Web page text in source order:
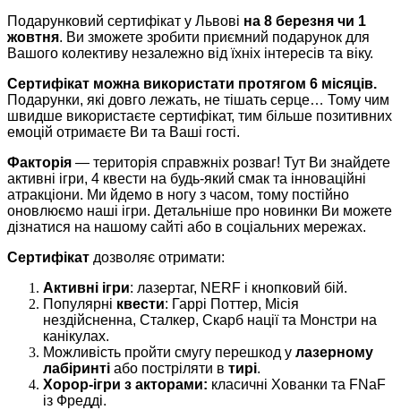
Подарунковий сертифікат у Львові на 8 березня чи 1
жовтня. Ви зможете зробити приємний подарунок для
Вашого колективу незалежно від їхніх інтересів та віку.
Сертифікат можна використати протягом 6 місяців.
Подарунки, які довго лежать, не тішать серце… Тому чим
швидше використаєте сертифікат, тим більше позитивних
емоцій отримаєте Ви та Ваші гості.
Факторія — територія справжніх розваг! Тут Ви знайдете
активні ігри, 4 квести на будь-який смак та інноваційні
атракціони. Ми йдемо в ногу з часом, тому постійно
оновлюємо наші ігри. Детальніше про новинки Ви можете
дізнатися на нашому сайті або в соціальних мережах.
Сертифікат дозволяє отримати:
Активні ігри: лазертаг, NERF і кнопковий бій.
Популярні квести: Гаррі Поттер, Місія
нездійсненна, Сталкер, Скарб нації та Монстри на
канікулах.
Можливість пройти смугу перешкод у лазерному
лабіринті або постріляти в тирі.
Хорор-ігри з акторами: класичні Хованки та FNaF
із Фредді.